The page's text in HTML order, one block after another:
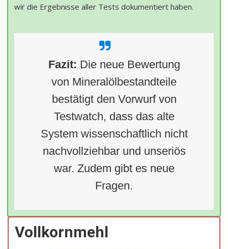
wir die Ergebnisse aller Tests dokumentiert haben.
Fazit: Die neue Bewertung
von Mineralölbestandteile
bestätigt den Vorwurf von
Testwatch, dass das alte
System wissenschaftlich nicht
nachvollziehbar und unseriös
war. Zudem gibt es neue
Fragen.
Vollkornmehl